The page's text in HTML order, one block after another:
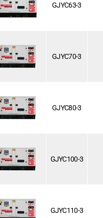
GJYC63-3
GJYC70-3
GJYC80-3
GJYC100-3
GJYC110-3